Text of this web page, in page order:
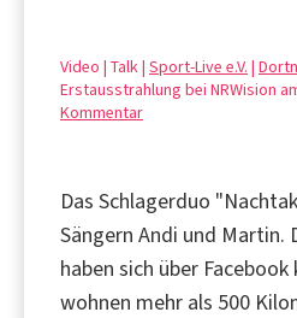
Video | Talk | Sport-Live e.V. |
Erstausstrahlung bei NRWision
Kommentar
Das Schlagerduo
Sängern Andi und Martin.
haben sich über
wohnen mehr als 500